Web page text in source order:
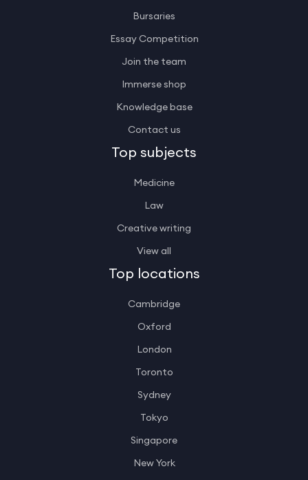
Bursaries
Essay Competition
Join the team
Immerse shop
Knowledge base
Contact us
Top subjects
Medicine
Law
Creative writing
View all
Top locations
Cambridge
Oxford
London
Toronto
Sydney
Tokyo
Singapore
New York